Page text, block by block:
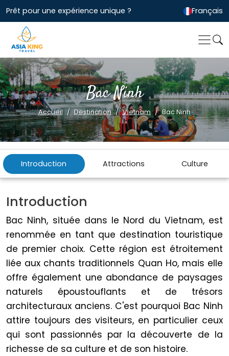
Prêt pour une expérience unique ? Français
Bac Ninh
Accueil Destination Vietnam Bac Ninh
Introduction Attractions Culture
Introduction
Bac Ninh, située dans le Nord du Vietnam, est
renommée en tant que destination touristique
de premier choix. Cette région est étroitement
liée aux chants traditionnels Quan Ho, mais elle
offre également une abondance de paysages
naturels époustouflants et de trésors
architecturaux anciens. C'est pourquoi Bac Ninh
attire toujours des visiteurs, en particulier ceux
qui sont passionnés par la découverte de la
richesse de sa culture et de son histoire.